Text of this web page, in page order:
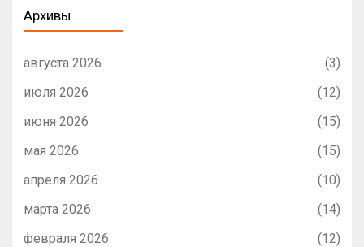
Архивы
августа 2026
(3)
июля 2026
(12)
июня 2026
(15)
мая 2026
(15)
апреля 2026
(10)
марта 2026
(14)
февраля 2026
(12)